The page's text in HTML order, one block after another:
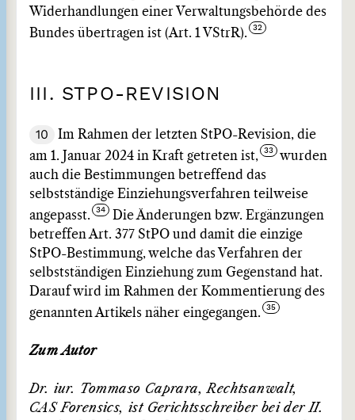
Widerhandlungen einer Verwaltungsbehörde des
Bundes übertragen ist (Art. 1 VStrR).
III. STPO-REVISION
10
Im Rahmen der letzten StPO-Revision, die
am 1. Januar 2024 in Kraft getreten ist,
wurden
auch die Bestimmungen betreffend das
selbstständige Einziehungsverfahren teilweise
angepasst.
Die Änderungen bzw. Ergänzungen
betreffen Art. 377 StPO und damit die einzige
StPO-Bestimmung, welche das Verfahren der
selbstständigen Einziehung zum Gegenstand hat.
Darauf wird im Rahmen der Kommentierung des
genannten Artikels näher eingegangen.
Zum Autor
Dr. iur. Tommaso Caprara, Rechtsanwalt,
CAS Forensics, ist Gerichtsschreiber bei der II.